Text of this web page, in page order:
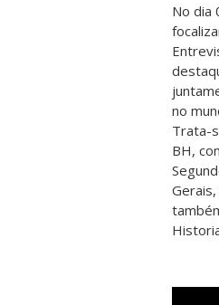
No dia
no
Trata-
BH,